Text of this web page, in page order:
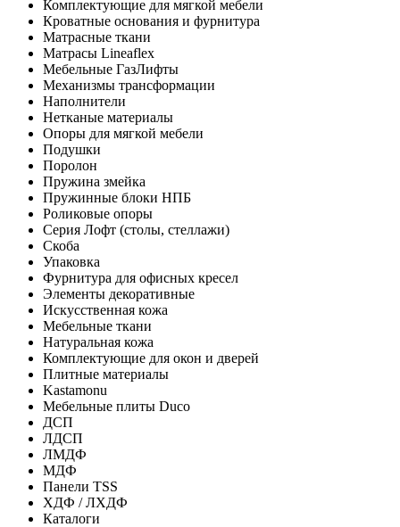
Комплектующие для мягкой мебели
Кроватные основания и фурнитура
Матрасные ткани
Матрасы Lineaflex
Мебельные ГазЛифты
Механизмы трансформации
Наполнители
Нетканые материалы
Опоры для мягкой мебели
Подушки
Поролон
Пружина змейка
Пружинные блоки НПБ
Роликовые опоры
Серия Лофт (столы, стеллажи)
Скоба
Упаковка
Фурнитура для офисных кресел
Элементы декоративные
Искусственная кожа
Мебельные ткани
Натуральная кожа
Комплектующие для окон и дверей
Плитные материалы
Kastamonu
Мебельные плиты Duco
ДСП
ЛДСП
ЛМДФ
МДФ
Панели TSS
ХДФ / ЛХДФ
Каталоги